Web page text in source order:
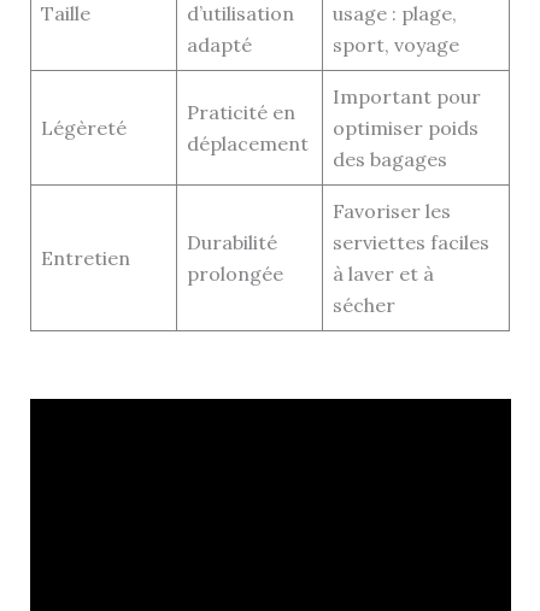
Taille
d’utilisation
adapté
usage : plage,
sport, voyage
Légèreté
Praticité en
déplacement
Important pour
optimiser poids
des bagages
Entretien
Durabilité
prolongée
Favoriser les
serviettes faciles
à laver et à
sécher